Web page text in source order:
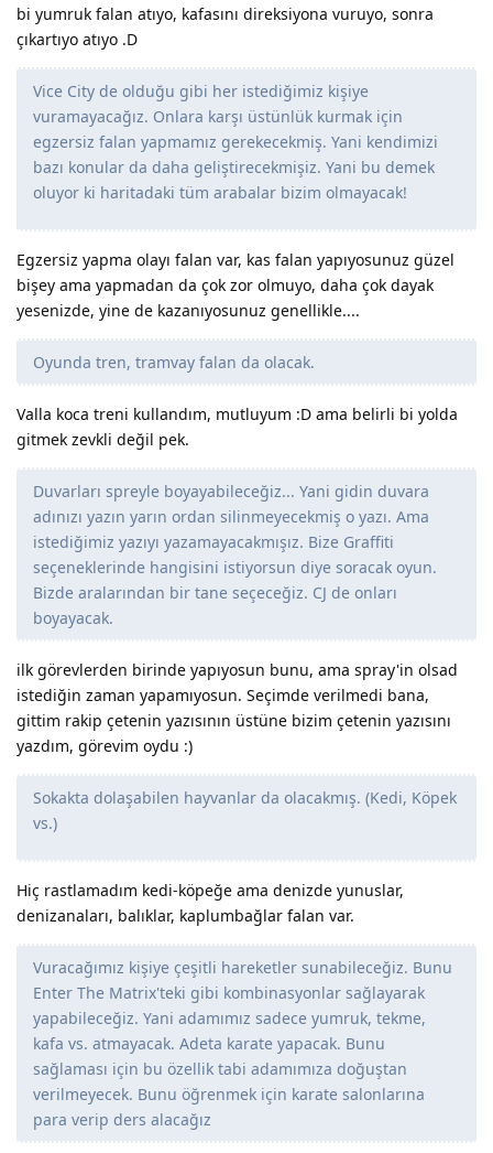
bi yumruk falan atıyo, kafasını direksiyona vuruyo, sonra
çıkartıyo atıyo .D
Vice City de olduğu gibi her istediğimiz kişiye
vuramayacağız. Onlara karşı üstünlük kurmak için
egzersiz falan yapmamız gerekecekmiş. Yani kendimizi
bazı konular da daha geliştirecekmişiz. Yani bu demek
oluyor ki haritadaki tüm arabalar bizim olmayacak!
Egzersiz yapma olayı falan var, kas falan yapıyosunuz güzel
bişey ama yapmadan da çok zor olmuyo, daha çok dayak
yesenizde, yine de kazanıyosunuz genellikle....
Oyunda tren, tramvay falan da olacak.
Valla koca treni kullandım, mutluyum :D ama belirli bi yolda
gitmek zevkli değil pek.
Duvarları spreyle boyayabileceğiz... Yani gidin duvara
adınızı yazın yarın ordan silinmeyecekmiş o yazı. Ama
istediğimiz yazıyı yazamayacakmışız. Bize Graffiti
seçeneklerinde hangisini istiyorsun diye soracak oyun.
Bizde aralarından bir tane seçeceğiz. CJ de onları
boyayacak.
ilk görevlerden birinde yapıyosun bunu, ama spray'in olsad
istediğin zaman yapamıyosun. Seçimde verilmedi bana,
gittim rakip çetenin yazısının üstüne bizim çetenin yazısını
yazdım, görevim oydu :)
Sokakta dolaşabilen hayvanlar da olacakmış. (Kedi, Köpek
vs.)
Hiç rastlamadım kedi-köpeğe ama denizde yunuslar,
denizanaları, balıklar, kaplumbağlar falan var.
Vuracağımız kişiye çeşitli hareketler sunabileceğiz. Bunu
Enter The Matrix'teki gibi kombinasyonlar sağlayarak
yapabileceğiz. Yani adamımız sadece yumruk, tekme,
kafa vs. atmayacak. Adeta karate yapacak. Bunu
sağlaması için bu özellik tabi adamımıza doğuştan
verilmeyecek. Bunu öğrenmek için karate salonlarına
para verip ders alacağız